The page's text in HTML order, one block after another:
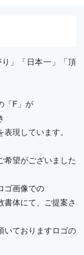
」「日本一」「頂
「F」が
現しています。
希望がございました
ゴ画像での
体にて、ご提案さ
いておりますロゴの